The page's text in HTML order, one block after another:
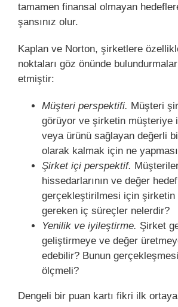
tamamen finansal olmayan
şansınız olur.
Kaplan ve Norton, şirketlere
noktaları göz önünde
etmiştir:
Müşteri perspektifi. Müşteri
görüyor ve şirketin müşteriye
veya ürünü sağlayan değerli
olarak kalmak için ne
Şirket içi perspektif.
hissedarlarının ve değer
gerçekleştirilmesi için
gereken iç süreçler nelerdir?
Yenilik ve iyileştirme. Şirket
geliştirmeye ve değer
edebilir? Bunun
ölçmeli?
Dengeli bir puan kartı fikri ilk ortaya